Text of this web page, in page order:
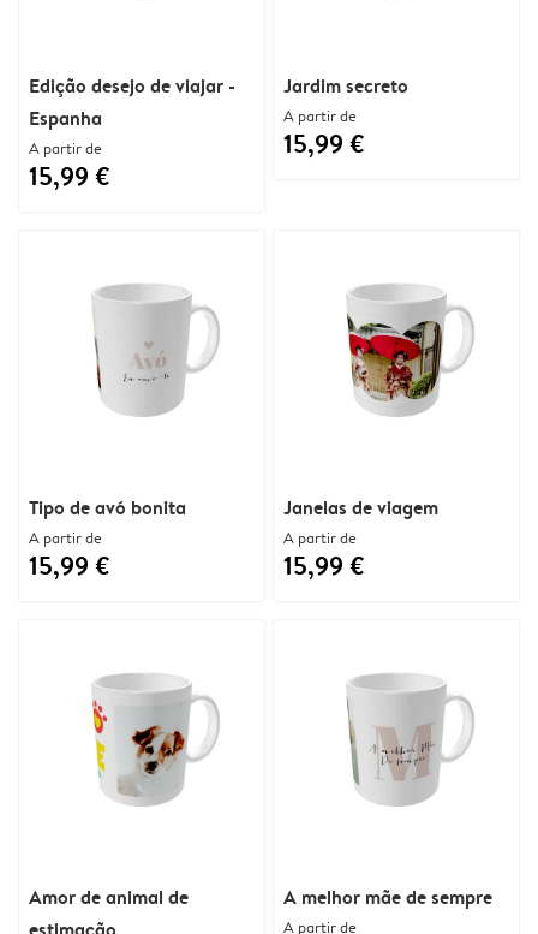
Edição desejo de viajar -
Espanha
A partir de
15,99 €
Jardim secreto
A partir de
15,99 €
Tipo de avó bonita
A partir de
15,99 €
Janelas de viagem
A partir de
15,99 €
Amor de animal de
A melhor mãe de sempre
A partir de